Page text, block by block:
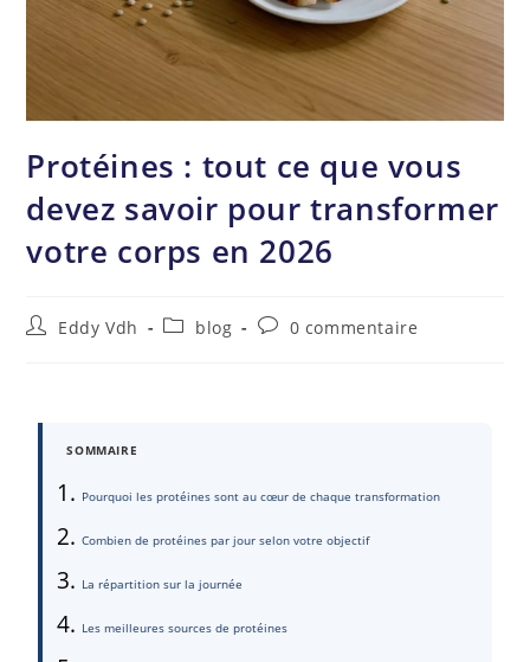
Protéines : tout ce que vous
devez savoir pour transformer
votre corps en 2026
Eddy Vdh blog 0 commentaire
SOMMAIRE
Pourquoi les protéines sont au cœur de chaque transformation
Combien de protéines par jour selon votre objectif
La répartition sur la journée
Les meilleures sources de protéines